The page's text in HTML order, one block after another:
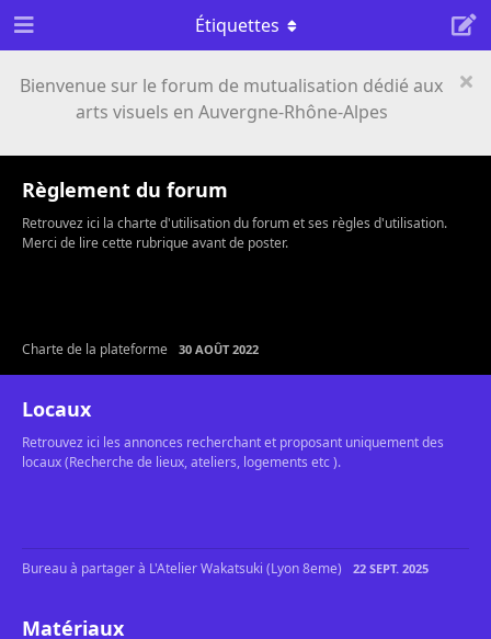
Bienvenue sur le forum de mutualisation dédié aux
arts visuels en Auvergne-Rhône-Alpes
Étiquettes
Règlement du forum
Retrouvez ici la charte d'utilisation du forum et ses règles d'utilisation.
Merci de lire cette rubrique avant de poster.
Charte de la plateforme 30 AOÛT 2022
Locaux
Retrouvez ici les annonces recherchant et proposant uniquement des
locaux (Recherche de lieux, ateliers, logements etc ).
Bureau à partager à L'Atelier Wakatsuki (Lyon 8eme) 22 SEPT. 2025
Matériaux